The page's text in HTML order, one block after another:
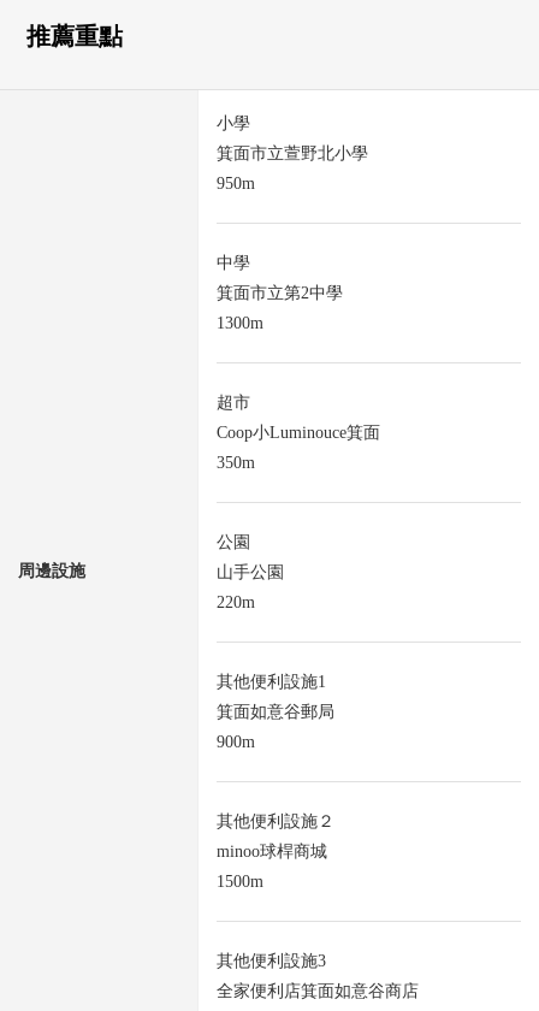
推薦重點
周邊設施
小學
箕面市立萱野北小學
950m
中學
箕面市立第2中學
1300m
超市
Coop小Luminouce箕面
350m
公園
山手公園
220m
其他便利設施1
箕面如意谷郵局
900m
其他便利設施２
minoo球桿商城
1500m
其他便利設施3
全家便利店箕面如意谷商店